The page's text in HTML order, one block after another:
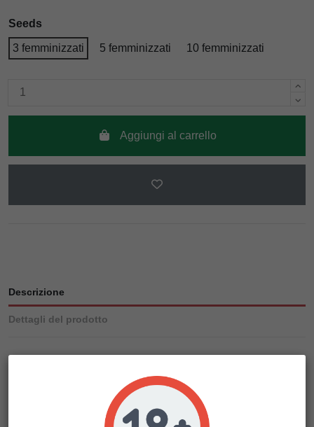
Seeds
3 femminizzati 5 femminizzati 10 femminizzati
Aggiungi al carrello
Descrizione
Dettagli del prodotto
unire la compattezza e lo straordinario foxtailing all'odore e
alla straordinaria produzione del Jack.
La pianta cresce relativamente alta ma ancora moderata per